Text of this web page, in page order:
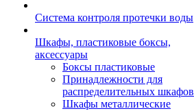
Система контроля протечки воды
Шкафы, пластиковые боксы,
аксессуары
Боксы пластиковые
Принадлежности для
распределительных шкафов
Шкафы металлические